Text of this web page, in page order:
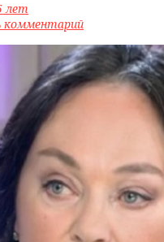
лет
комментарий